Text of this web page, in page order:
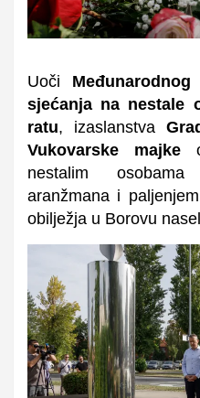
Uoči
sjećanja na nestale
ratu, izaslanstva
Vukovarske majke
nestalim
aranžmana i
obilježja u Borovu